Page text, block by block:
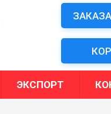
ЭКСПОРТ